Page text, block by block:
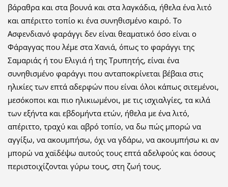
βάραθρα και στα βουνά και στα λαγκάδια, ήθελα ένα λιτό
και απέριττο τοπίο κι ένα συνηθισμένο καιρό. Το
Ασφενδιανό φαράγγι δεν είναι θεαματικό όσο είναι ο
Φάραγγας που λέμε στα Χανιά, όπως το φαράγγι της
Σαμαριάς ή του Ελιγιά ή της Τρυπητής, είναι ένα
συνηθισμένο φαράγγι που ανταποκρίνεται βέβαια στις
ηλικίες των επτά αδερφών που είναι όλοι κάπως σιτεμένοι,
μεσόκοποι και πιο ηλικιωμένοι, με τις ισχιαλγίες, τα κιλά
των εξήντα και εβδομήντα ετών, ήθελα με ένα λιτό,
απέριττο, τραχύ και αβρό τοπίο, να δω πώς μπορώ να
αγγίξω, να ακουμπήσω, όχι να γδάρω, να ακουμπήσω κι αν
μπορώ να χαϊδέψω αυτούς τους επτά αδελφούς και όσους
περιστοιχίζονται γύρω τους, στη ζωή τους.